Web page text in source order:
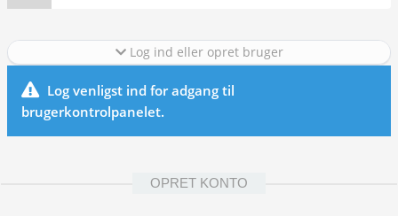
Log ind eller opret bruger
Log venligst ind for adgang til
brugerkontrolpanelet.
OPRET KONTO